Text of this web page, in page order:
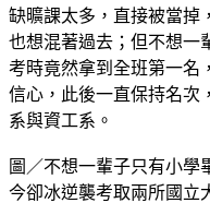
缺曠課太多，直接被當掉
也想混著過去；但不想一
考時竟然拿到全班第一名
信心，此後一直保持名次
系與資工系。
圖／不想一輩子只有小學
今卻冰逆襲考取兩所國立